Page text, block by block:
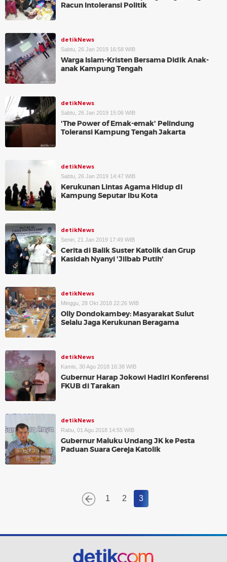
Racun Intoleransi Politik
detikNews
Sabtu, 26 Jan 2019 16:58 WIB
Warga Islam-Kristen Bersama Didik Anak-
anak Kampung Tengah
detikNews
Sabtu, 26 Jan 2019 15:06 WIB
'The Power of Emak-emak' Pelindung
Toleransi Kampung Tengah Jakarta
detikNews
Sabtu, 26 Jan 2019 14:47 WIB
Kerukunan Lintas Agama Hidup di
Kampung Seputar Ibu Kota
detikNews
Senin, 21 Jan 2019 17:49 WIB
Cerita di Balik Suster Katolik dan Grup
Kasidah Nyanyi 'Jilbab Putih'
detikNews
Minggu, 28 Okt 2018 22:26 WIB
Olly Dondokambey: Masyarakat Sulut
Selalu Jaga Kerukunan Beragama
detikNews
Kamis, 30 Agu 2018 16:38 WIB
Gubernur Harap Jokowi Hadiri Konferensi
FKUB di Tarakan
detikNews
Rabu, 01 Agu 2018 14:55 WIB
Gubernur Maluku Undang JK ke Pesta
Paduan Suara Gereja Katolik
1 2 3